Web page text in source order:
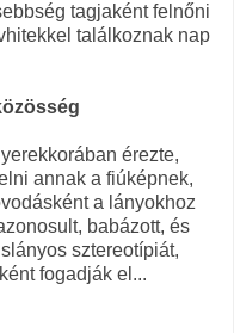
tagjaként felnőni
találkoznak nap
érezte,
annak a fiúképnek,
a lányokhoz
babázott, és
sztereotípiát,
fogadják el...